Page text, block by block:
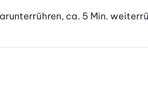
ca. 5 Min.